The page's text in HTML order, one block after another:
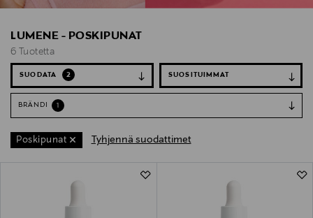
LUMENE - POSKIPUNAT
6 Tuotetta
SUODATA 2
BRÄNDI 1
Poskipunat Tyhjennä suodattimet